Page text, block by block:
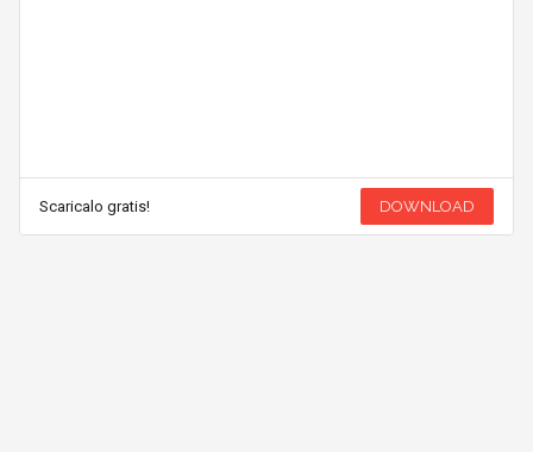
Scaricalo gratis! DOWNLOAD